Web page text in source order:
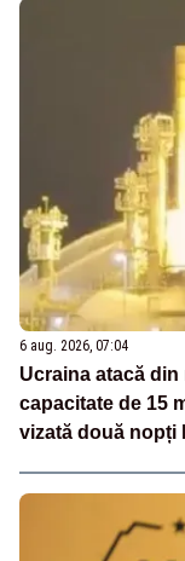
6 aug. 2026, 07:04
Ucraina atacă
capacitate de 15
vizată două nopți